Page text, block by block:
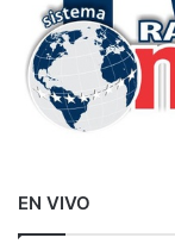
EN VIVO